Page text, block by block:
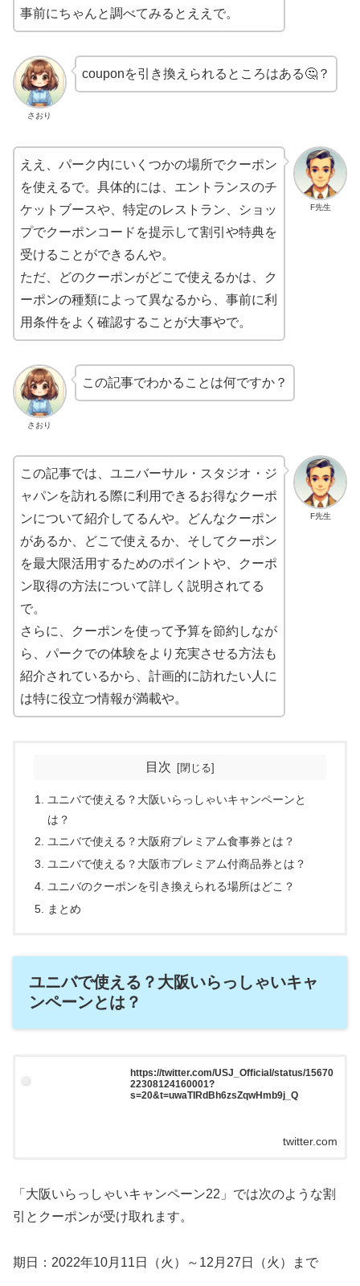
事前にちゃんと調べてみるとええで。
さおり
couponを引き換えられるところはある🤔？
F先生
ええ、パーク内にいくつかの場所でクーポン
を使えるで。具体的には、エントランスのチ
ケットブースや、特定のレストラン、ショッ
プでクーポンコードを提示して割引や特典を
受けることができるんや。
ただ、どのクーポンがどこで使えるかは、ク
ーポンの種類によって異なるから、事前に利
用条件をよく確認することが大事やで。
さおり
この記事でわかることは何ですか？
F先生
この記事では、ユニバーサル・スタジオ・ジ
ャパンを訪れる際に利用できるお得なクーポ
ンについて紹介してるんや。どんなクーポン
があるか、どこで使えるか、そしてクーポン
を最大限活用するためのポイントや、クーポ
ン取得の方法について詳しく説明されてる
で。
さらに、クーポンを使って予算を節約しなが
ら、パークでの体験をより充実させる方法も
紹介されているから、計画的に訪れたい人に
は特に役立つ情報が満載や。
目次
ユニバで使える？大阪いらっしゃいキャンペーンと
は？
ユニバで使える？大阪府プレミアム食事券とは？
ユニバで使える？大阪市プレミアム付商品券とは？
ユニバのクーポンを引き換えられる場所はどこ？
まとめ
ユニバで使える？大阪いらっしゃいキャ
ンペーンとは？
https://twitter.com/USJ_Official/status/15670
22308124160001?
s=20&t=uwaTIRdBh6zsZqwHmb9j_Q
twitter.com
「大阪いらっしゃいキャンペーン22」では次のような割
引とクーポンが受け取れます。
期日：2022年10月11日（火）～12月27日（火）まで